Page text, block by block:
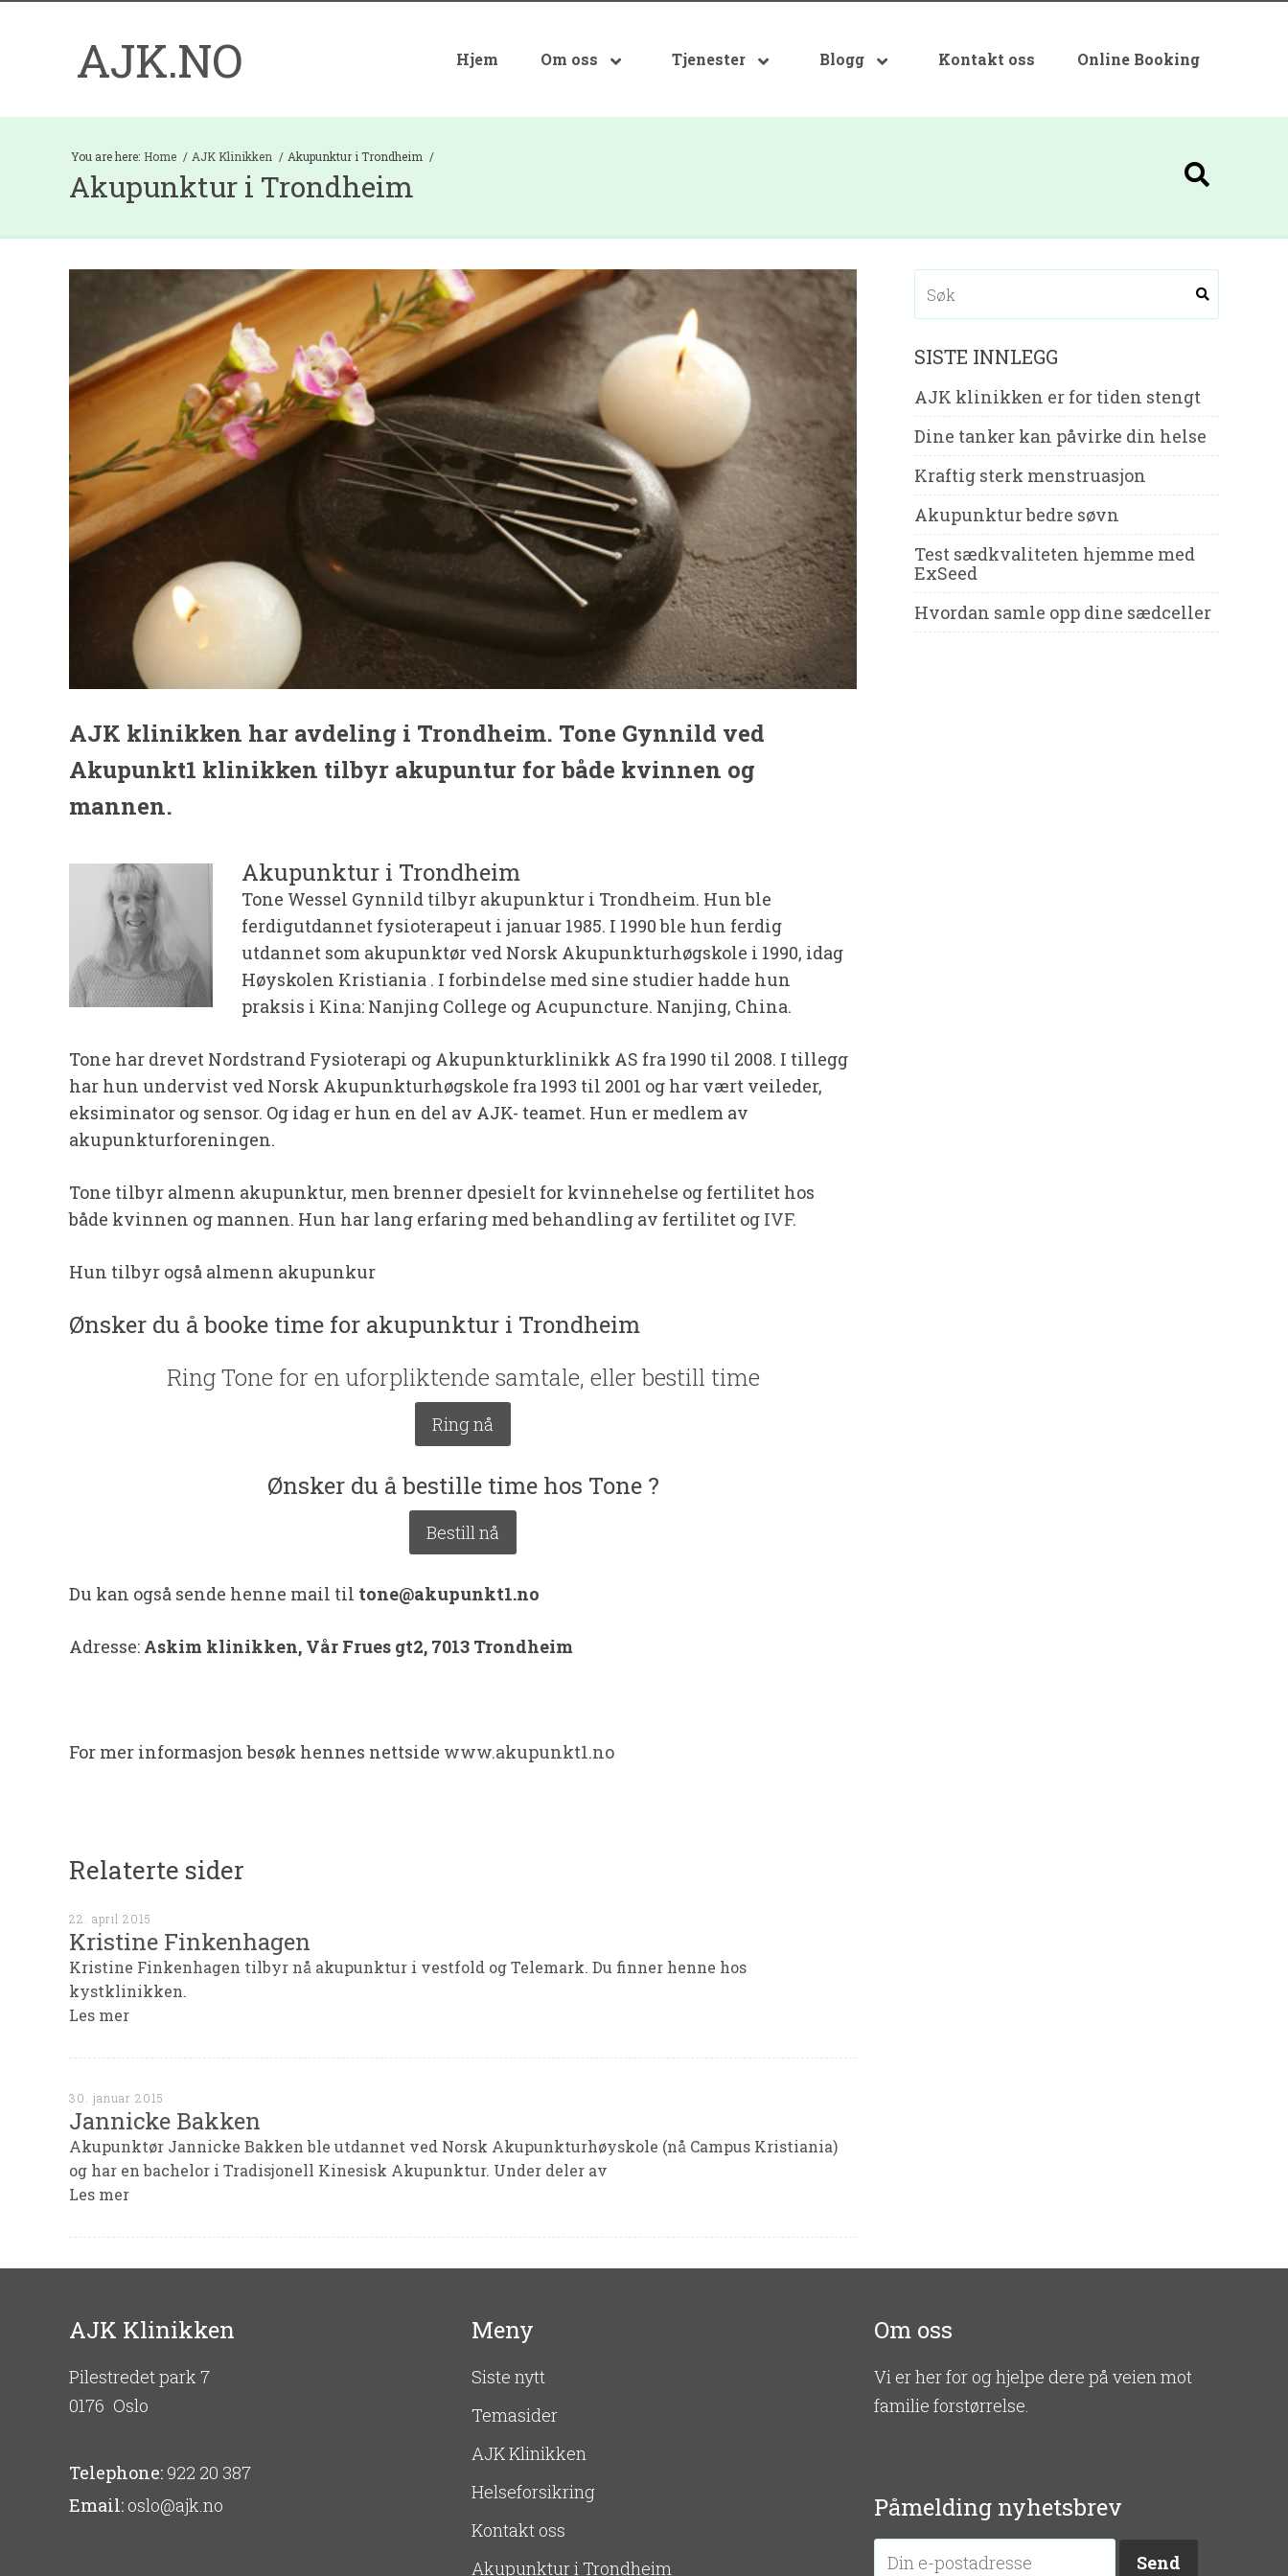
AJK.NO Hjem Om oss Tjenester Blogg Kontakt oss Online Booking
You are here: Home AJK Klinikken Akupunktur i Trondheim
Akupunktur i Trondheim
AJK klinikken har avdeling i Trondheim. Tone Gynnild ved
Akupunkt1 klinikken tilbyr akupuntur for både kvinnen og
mannen.
Akupunktur i Trondheim
Tone Wessel Gynnild tilbyr akupunktur i Trondheim. Hun ble
ferdigutdannet fysioterapeut i januar 1985. I 1990 ble hun ferdig
utdannet som akupunktør ved Norsk Akupunkturhøgskole i 1990, idag
Høyskolen Kristiania . I forbindelse med sine studier hadde hun
praksis i Kina: Nanjing College og Acupuncture. Nanjing, China.
Tone har drevet Nordstrand Fysioterapi og Akupunkturklinikk AS fra 1990 til 2008. I tillegg
har hun undervist ved Norsk Akupunkturhøgskole fra 1993 til 2001 og har vært veileder,
eksiminator og sensor. Og idag er hun en del av AJK- teamet. Hun er medlem av
akupunkturforeningen.
Tone tilbyr almenn akupunktur, men brenner dpesielt for kvinnehelse og fertilitet hos
både kvinnen og mannen. Hun har lang erfaring med behandling av fertilitet og IVF.
Hun tilbyr også almenn akupunkur
Ønsker du å booke time for akupunktur i Trondheim
Ring Tone for en uforpliktende samtale, eller bestill time
Ring nå
Ønsker du å bestille time hos Tone ?
Bestill nå
Du kan også sende henne mail til tone@akupunkt1.no
Adresse: Askim klinikken, Vår Frues gt2, 7013 Trondheim
For mer informasjon besøk hennes nettside www.akupunkt1.no
Relaterte sider
22. april 2015
Kristine Finkenhagen
Kristine Finkenhagen tilbyr nå akupunktur i vestfold og Telemark. Du finner henne hos
kystklinikken.
Les mer
30. januar 2015
Jannicke Bakken
Akupunktør Jannicke Bakken ble utdannet ved Norsk Akupunkturhøyskole (nå Campus Kristiania)
og har en bachelor i Tradisjonell Kinesisk Akupunktur. Under deler av
Les mer
SISTE INNLEGG
AJK klinikken er for tiden stengt
Dine tanker kan påvirke din helse
Kraftig sterk menstruasjon
Akupunktur bedre søvn
Test sædkvaliteten hjemme med
ExSeed
Hvordan samle opp dine sædceller
AJK Klinikken
Pilestredet park 7
0176 Oslo
Telephone: 922 20 387
Email: oslo@ajk.no
Meny
Siste nytt
Temasider
AJK Klinikken
Helseforsikring
Kontakt oss
Akupunktur i Trondheim
Om oss
Vi er her for og hjelpe dere på veien mot
familie forstørrelse.
Påmelding nyhetsbrev